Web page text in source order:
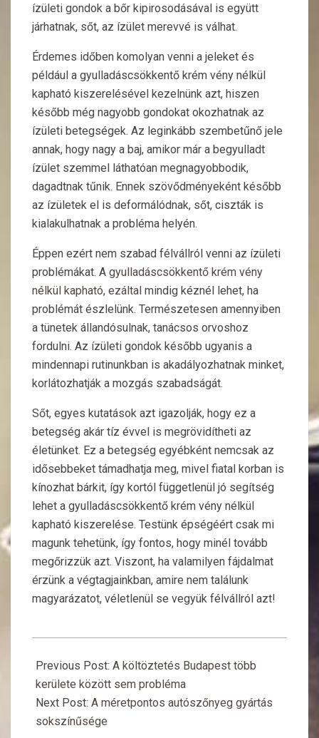
ízületi gondok a bőr kipirosodásával is együtt
járhatnak, sőt, az ízület merevvé is válhat.
Érdemes időben komolyan venni a jeleket és
például a gyulladáscsökkentő krém vény nélkül
kapható kiszerelésével kezelnünk azt, hiszen
később még nagyobb gondokat okozhatnak az
ízületi betegségek. Az leginkább szembetűnő jele
annak, hogy nagy a baj, amikor már a begyulladt
ízület szemmel láthatóan megnagyobbodik,
dagadtnak tűnik. Ennek szövődményeként később
az ízületek el is deformálódnak, sőt, ciszták is
kialakulhatnak a probléma helyén.
Éppen ezért nem szabad félvállról venni az ízületi
problémákat. A gyulladáscsökkentő krém vény
nélkül kapható, ezáltal mindig kéznél lehet, ha
problémát észlelünk. Természetesen amennyiben
a tünetek állandósulnak, tanácsos orvoshoz
fordulni. Az ízületi gondok később ugyanis a
mindennapi rutinunkban is akadályozhatnak minket,
korlátozhatják a mozgás szabadságát.
Sőt, egyes kutatások azt igazolják, hogy ez a
betegség akár tíz évvel is megrövidítheti az
életünket. Ez a betegség egyébként nemcsak az
idősebbeket támadhatja meg, mivel fiatal korban is
kínozhat bárkit, így kortól függetlenül jó segítség
lehet a gyulladáscsökkentő krém vény nélkül
kapható kiszerelése. Testünk épségéért csak mi
magunk tehetünk, így fontos, hogy minél tovább
megőrizzük azt. Viszont, ha valamilyen fájdalmat
érzünk a végtagjainkban, amire nem találunk
magyarázatot, véletlenül se vegyük félvállról azt!
01-
31
Previous Post: A költöztetés Budapest több
kerülete között sem probléma
Next Post: A méretpontos autószőnyeg gyártás
sokszínűsége